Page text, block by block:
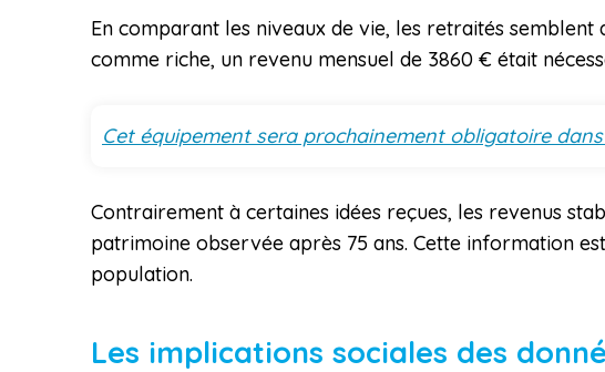
En comparant les niveaux de vie, les retraités
comme riche, un revenu mensuel de 3860 € était
Cet équipement sera prochainement obligatoire
Contrairement à certaines idées reçues, les revenus
patrimoine observée après 75 ans. Cette information
population.
Les implications sociales des